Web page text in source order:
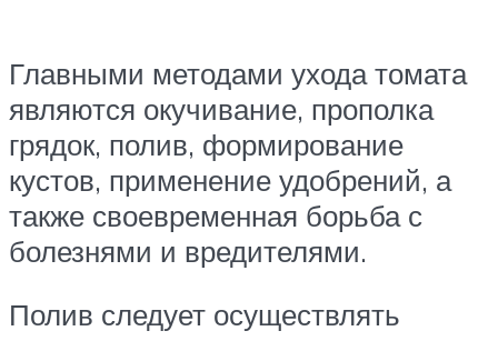
Главными методами ухода томата
являются окучивание, прополка
грядок, полив, формирование
кустов, применение удобрений, а
также своевременная борьба с
болезнями и вредителями.
Полив следует осуществлять